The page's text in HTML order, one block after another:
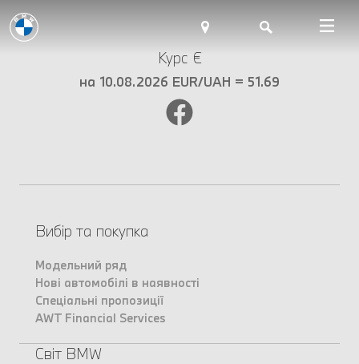
Курс €
на 10.08.2026 EUR/UAH = 51.69
Вибір та покупка
Модельний ряд
Нові автомобілі в наявності
Спеціальні пропозиції
AWT Financial Services
Світ BMW